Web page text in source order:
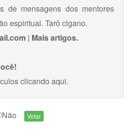
de mensagens dos mentores
espiritual. Tarô cigano.
| Mais artigos.
clicando aqui.
Não